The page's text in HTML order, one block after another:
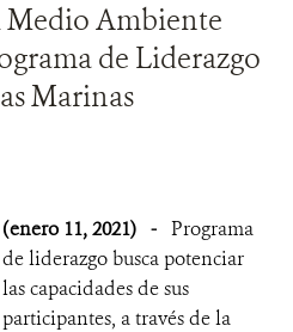
Medio Ambiente
de Liderazgo
Marinas
(enero 11, 2021) - Programa
de liderazgo busca potenciar
las capacidades de sus
participantes, a través de la